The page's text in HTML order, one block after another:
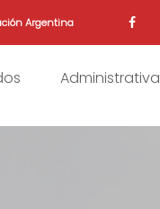
Argentina
Administrativa